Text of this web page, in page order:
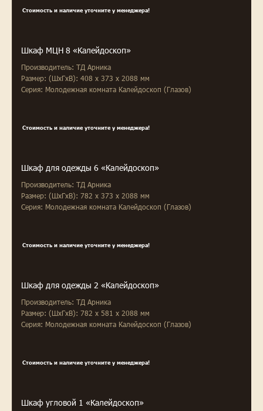
Стоимость и наличие уточните у менеджера!
Шкаф МЦН 8 «Калейдоскоп»
Производитель: ТД Арника
Размер: (ШxГxВ): 408 x 373 x 2088 мм
Серия: Молодежная комната Калейдоскоп (Глазов)
Стоимость и наличие уточните у менеджера!
Шкаф для одежды 6 «Калейдоскоп»
Производитель: ТД Арника
Размер: (ШxГxВ): 782 x 373 x 2088 мм
Серия: Молодежная комната Калейдоскоп (Глазов)
Стоимость и наличие уточните у менеджера!
Шкаф для одежды 2 «Калейдоскоп»
Производитель: ТД Арника
Размер: (ШxГxВ): 782 x 581 x 2088 мм
Серия: Молодежная комната Калейдоскоп (Глазов)
Стоимость и наличие уточните у менеджера!
Шкаф угловой 1 «Калейдоскоп»